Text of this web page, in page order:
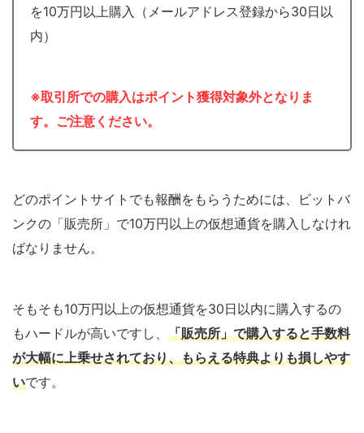
を10万円以上購入（メールアドレス登録から30日以
内）
※取引所での購入はポイント獲得対象外となりま
す。ご注意ください。
どのポイントサイトでも報酬をもらうためには、ビットバ
ンクの「販売所」で10万円以上の仮想通貨を購入しなけれ
ばなりません。
そもそも10万円以上の仮想通貨を30日以内に購入するの
もハードルが高いですし、 「販売所」で購入すると手数料
が大幅に上乗せされており、もらえる特典よりも損しやす
いです。